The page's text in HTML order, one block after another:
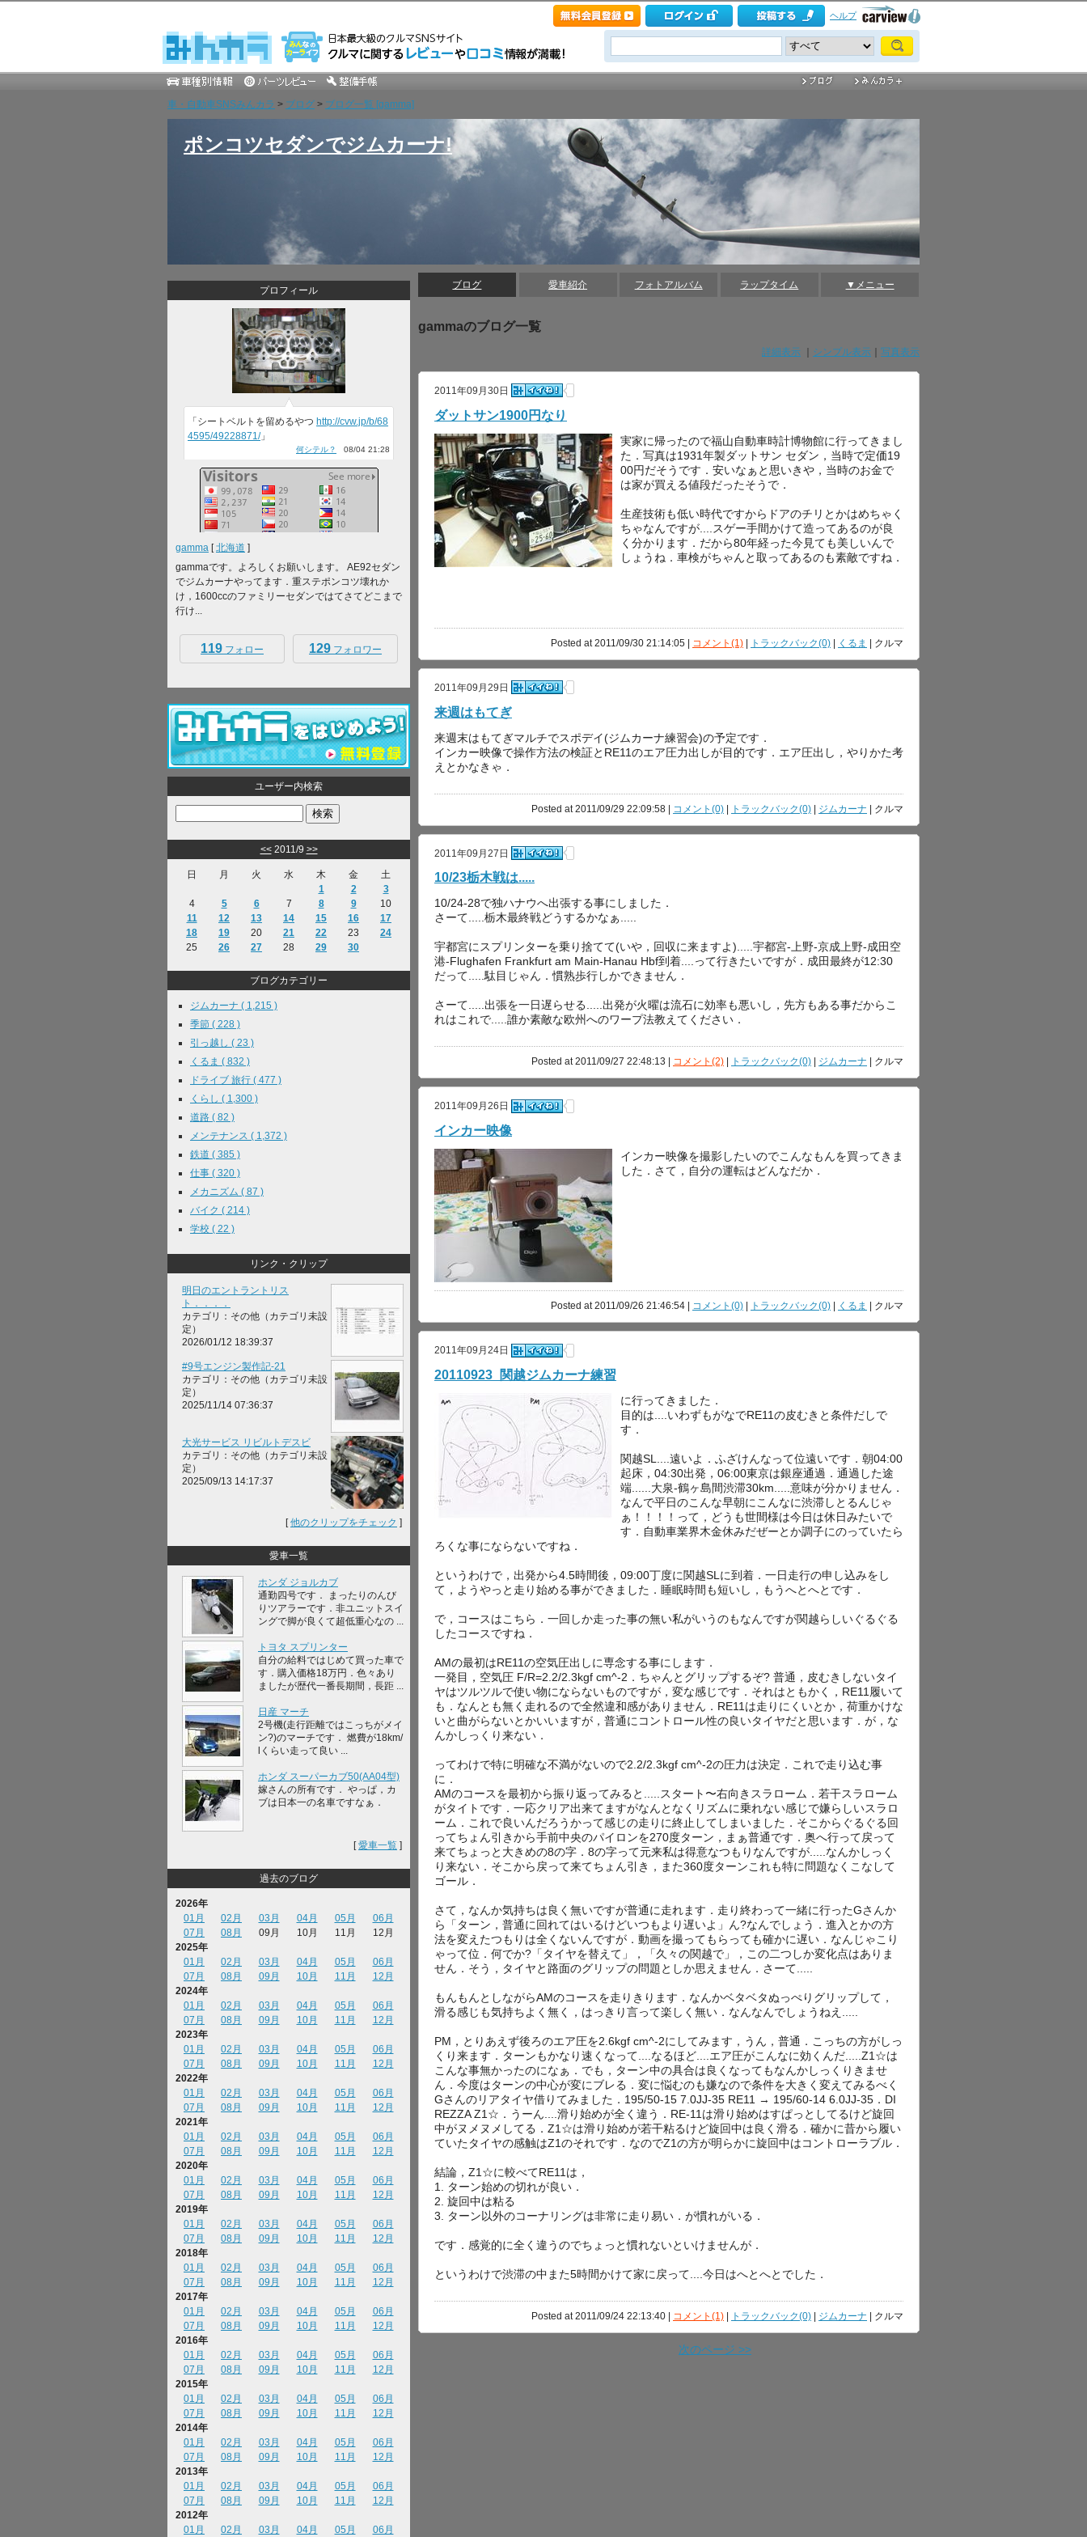
ヘルプ
車・自動車SNSみんカラ > ブログ > ブログ一覧 [gamma]
ポンコツセダンでジムカーナ!
ブログ 愛車紹介 フォトアルバム ラップタイム ▼メニュー
gammaのブログ一覧
詳細表示 シンプル表示 写真表示
2011年09月30日
ダットサン1900円なり
実家に帰ったので福山自動車時計博物館に行ってきまし
た．写真は1931年製ダットサン セダン，当時で定価19
00円だそうです．安いなぁと思いきや，当時のお金で
は家が買える値段だったそうで．
生産技術も低い時代ですからドアのチリとかはめちゃく
ちゃなんですが....スゲー手間かけて造ってあるのが良
く分かります．だから80年経った今見ても美しいんで
しょうね．車検がちゃんと取ってあるのも素敵ですね．
Posted at 2011/09/30 21:14:05 | コメント(1) | トラックバック(0) | くるま | クルマ
2011年09月29日
来週はもてぎ
来週末はもてぎマルチでスポデイ(ジムカーナ練習会)の予定です．
インカー映像で操作方法の検証とRE11のエア圧力出しが目的です．エア圧出し，やりかた考
えとかなきゃ．
Posted at 2011/09/29 22:09:58 | コメント(0) | トラックバック(0) | ジムカーナ | クルマ
2011年09月27日
10/23栃木戦は.....
10/24-28で独ハナウへ出張する事にしました．
さーて.....栃木最終戦どうするかなぁ.....
宇都宮にスプリンターを乗り捨てて(いや，回収に来ますよ).....宇都宮-上野-京成上野-成田空
港-Flughafen Frankfurt am Main-Hanau Hbf到着....って行きたいですが．成田最終が12:30
だって.....駄目じゃん．慣熟歩行しかできません．
さーて.....出張を一日遅らせる.....出発が火曜は流石に効率も悪いし，先方もある事だからこ
れはこれで.....誰か素敵な欧州へのワープ法教えてください．
Posted at 2011/09/27 22:48:13 | コメント(2) トラックバック(0) ジムカーナ | クルマ
2011年09月26日
インカー映像
インカー映像を撮影したいのでこんなもんを買ってきま
した．さて，自分の運転はどんなだか．
Posted at 2011/09/26 21:46:54 | コメント(0) トラックバック(0) くるま | クルマ
2011年09月24日
20110923_関越ジムカーナ練習
に行ってきました．
目的は....いわずもがなでRE11の皮むきと条件だしで
す．
関越SL....遠いよ．ふざけんなって位遠いです．朝04:00
起床，04:30出発，06:00東京は銀座通過．通過した途
端......大泉-鶴ヶ島間渋滞30km.....意味が分かりません．
なんで平日のこんな早朝にこんなに渋滞しとるんじゃ
ぁ！！！！って，どうも世間様は今日は休日みたいで
す．自動車業界木金休みだぜーとか調子にのっていたら
ろくな事にならないですね．
というわけで，出発から4.5時間後，09:00丁度に関越SLに到着．一日走行の申し込みをし
て，ようやっと走り始める事ができました．睡眠時間も短いし，もうへとへとです．
で，コースはこちら．一回しか走った事の無い私がいうのもなんですが関越らしいぐるぐる
したコースですね．
AMの最初はRE11の空気圧出しに専念する事にします．
一発目，空気圧 F/R=2.2/2.3kgf cm^-2．ちゃんとグリップするぞ? 普通，皮むきしないタイ
ヤはツルツルで使い物にならないものですが，変な感じです．それはともかく，RE11履いて
も．なんとも無く走れるので全然違和感がありません．RE11は走りにくいとか，荷重かけな
いと曲がらないとかいいますが，普通にコントロール性の良いタイヤだと思います．が，な
んかしっくり来ない．
ってわけで特に明確な不満がないので2.2/2.3kgf cm^-2の圧力は決定．これで走り込む事
に．
AMのコースを最初から振り返ってみると.....スタート〜右向きスラローム．若干スラローム
がタイトです．一応クリア出来てますがなんとなくリズムに乗れない感じで嫌らしいスラロ
ーム．これで良いんだろうかって感じの走りに終止してしまいました．そこからぐるぐる回
ってちょん引きから手前中央のパイロンを270度ターン，まぁ普通です．奥へ行って戻って
来てちょっと大きめの8の字．8の字って元来私は得意なつもりなんですが.....なんかしっく
り来ない．そこから戻って来てちょん引き，また360度ターンこれも特に問題なくこなして
ゴール．
さて，なんか気持ちは良く無いですが普通に走れます．走り終わって一緒に行ったGさんか
ら「ターン，普通に回れてはいるけどいつもより遅いよ」ん?なんでしょう．進入とかの方
法を変えたつもりは全くないんですが．動画を撮ってもらっても確かに遅い．なんじゃこり
ゃって位．何でか?「タイヤを替えて」，「久々の関越で」，この二つしか変化点はありま
せん．そう，タイヤと路面のグリップの問題としか思えません．さーて.....
もんもんとしながらAMのコースを走りきります．なんかベタベタぬっぺりグリップして，
滑る感じも気持ちよく無く，はっきり言って楽しく無い．なんなんでしょうねえ.....
PM，とりあえず後ろのエア圧を2.6kgf cm^-2にしてみます，うん，普通．こっちの方がしっ
くり来ます．ターンもかなり速くなって....なるほど....エア圧がこんなに効くんだ.....Z1☆は
こんな事無かったのになぁ．でも，ターン中の具合は良くなってもなんかしっくりきませ
ん．今度はターンの中心が変にブレる．変に悩むのも嫌なので条件を大きく変えてみるべく
Gさんのリアタイヤ借りてみました．195/50-15 7.0JJ-35 RE11 → 195/60-14 6.0JJ-35．DI
REZZA Z1☆．うーん....滑り始めが全く違う．RE-11は滑り始めはすぱっとしてるけど旋回
中がヌメヌメしてる．Z1☆は滑り始めが若干粘るけど旋回中は良く滑る．確かに昔から履い
ていたタイヤの感触はZ1のそれです．なのでZ1の方が明らかに旋回中はコントローラブル．
結論，Z1☆に較べてRE11は，
1. ターン始めの切れが良い．
2. 旋回中は粘る
3. ターン以外のコーナリングは非常に走り易い．が慣れがいる．
です．感覚的に全く違うのでちょっと慣れないといけませんが．
というわけで渋滞の中また5時間かけて家に戻って....今日はへとへとでした．
Posted at 2011/09/24 22:13:40 | コメント(1) トラックバック(0) ジムカーナ | クルマ
次のページ >>
プロフィール
「シートベルトを留めるやつ http://cvw.jp/b/68
4595/49228871/」
何シテル？ 08/04 21:28
gamma [北海道 ]
gammaです。よろしくお願いします。 AE92セダン
でジムカーナやってます．重ステポンコツ壊れか
け，1600ccのファミリーセダンではてさてどこまで
行け...
119 フォロー 129 フォロワー
ユーザー内検索
<<2011/9 >>
日 月 火 水 木 金
土
1
2
3
4
5 6 7 8 9
10
11
12 13 14 15 16
17
18
19 20 21 22 23
24
25
26 27 28 29 30
ブログカテゴリー
ジムカーナ ( 1,215 )
季節 ( 228 )
引っ越し ( 23 )
くるま ( 832 )
ドライブ 旅行 ( 477 )
くらし ( 1,300 )
道路 ( 82 )
メンテナンス ( 1,372 )
鉄道 ( 385 )
仕事 ( 320 )
メカニズム ( 87 )
バイク ( 214 )
学校 ( 22 )
リンク・クリップ
明日のエントラントリス
ト．．．．
カテゴリ：その他（カテゴリ未設
定）
2026/01/12 18:39:37
#9号エンジン製作記-21
カテゴリ：その他（カテゴリ未設
定）
2025/11/14 07:36:37
大光サービス リビルトデスビ
カテゴリ：その他（カテゴリ未設
定）
2025/09/13 14:17:37
[他のクリップをチェック ]
愛車一覧
ホンダ ジョルカブ
通勤四号です． まったりのんび
りツアラーです．非ユニットスイ
ングで脚が良くて超低重心なの ...
トヨタ スプリンター
自分の給料ではじめて買った車で
す．購入価格18万円．色々あり
ましたが歴代一番長期間，長距 ...
日産 マーチ
2号機(走行距離ではこっちがメイ
ン?)のマーチです． 燃費が18km/
lくらい走って良い ...
ホンダ スーパーカブ50(AA04型)
嫁さんの所有です． やっぱ，カ
ブは日本一の名車ですなぁ．
[愛車一覧 ]
過去のブログ
2026年
01月
02月 03月 04月 05月
06月
07月
08月 09月 10月 11月
12月
2025年
01月
02月 03月 04月 05月
06月
07月
08月 09月 10月 11月
12月
2024年
01月
02月 03月 04月 05月
06月
07月
08月 09月 10月 11月
12月
2023年
01月
02月 03月 04月 05月
06月
07月
08月 09月 10月 11月
12月
2022年
01月
02月 03月 04月 05月
06月
07月
08月 09月 10月 11月
12月
2021年
01月
02月 03月 04月 05月
06月
07月
08月 09月 10月 11月
12月
2020年
01月
02月 03月 04月 05月
06月
07月
08月 09月 10月 11月
12月
2019年
01月
02月 03月 04月 05月
06月
07月
08月 09月 10月 11月
12月
2018年
01月
02月 03月 04月 05月
06月
07月
08月 09月 10月 11月
12月
2017年
01月
02月 03月 04月 05月
06月
07月
08月 09月 10月 11月
12月
2016年
01月
02月 03月 04月 05月
06月
07月
08月 09月 10月 11月
12月
2015年
01月
02月 03月 04月 05月
06月
07月
08月 09月 10月 11月
12月
2014年
01月
02月 03月 04月 05月
06月
07月
08月 09月 10月 11月
12月
2013年
01月
02月 03月 04月 05月
06月
07月
08月 09月 10月 11月
12月
2012年
01月
02月 03月 04月 05月 06月